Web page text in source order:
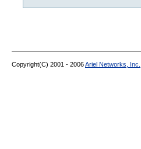
Copyright(C) 2001 - 2006Ariel Networks, Inc.